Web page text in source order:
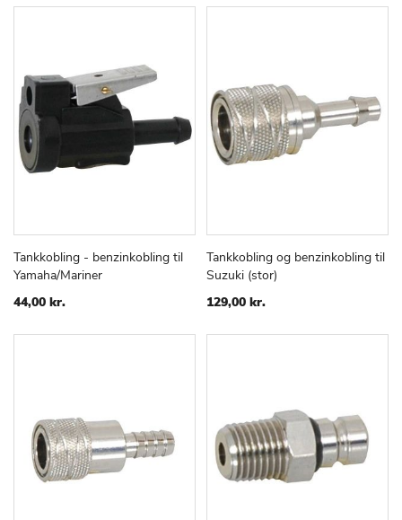
Læg i kurv
TILFØJ
SAMMENLIGN
Tankkobling - benzinkobling til
Yamaha/Mariner
44,00 kr.
Læg i kurv
TILFØJ
Tankkobling og benzinkobling til
Suzuki (stor)
129,00 kr.